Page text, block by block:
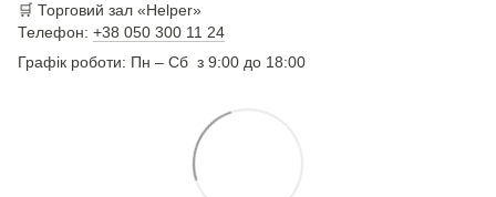
🛒 Торговий зал «Helper»
Телефон: +38 050 300 11 24
Графік роботи: Пн – Сб з 9:00 до 18:00